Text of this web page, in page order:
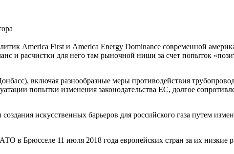
America First и America Energy Dominance современной
и расчистки для него там рыночной ниши за счет попыток
включая разнообразные меры противодействия
попытки изменения законодательства ЕС, долгое
искусственных барьеров для российского газа путем
в Брюсселе 11 июля 2018 года европейских стран за их низкие